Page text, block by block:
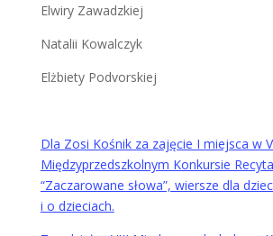
Elwiry Zawadzkiej
Natalii Kowalczyk
Elżbiety Podvorskiej
Dla Zosi Kośnik za zajęcie I miejsca w
Międzyprzedszkolnym Konkursie
“Zaczarowane słowa”, wiersze dla
i o dzieciach.